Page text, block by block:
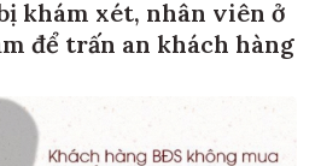
khám xét, nhân viên ở
để trấn an khách hàng